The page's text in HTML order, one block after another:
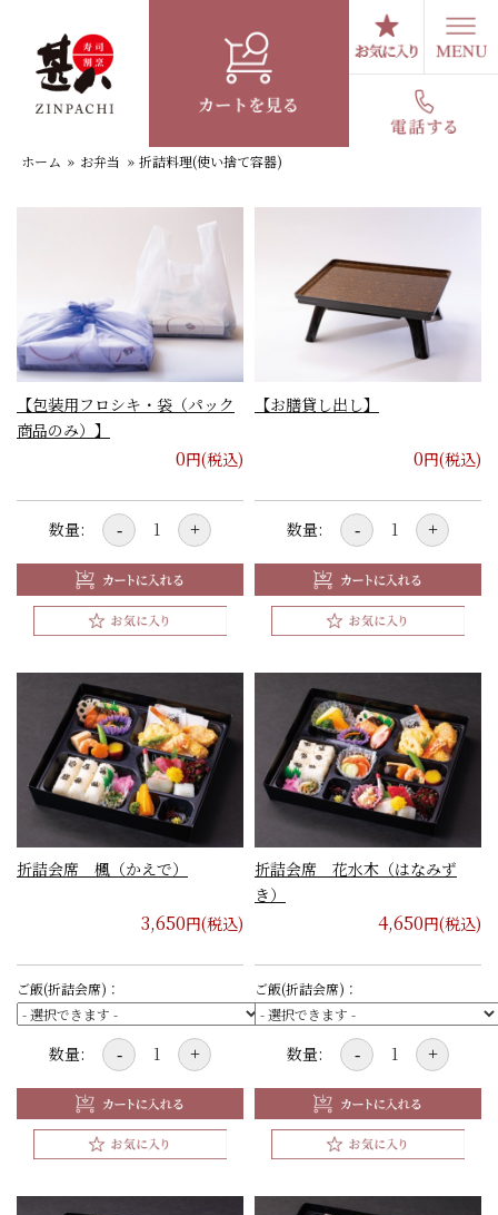
折詰料理(使い捨て容器)
ホーム » お弁当 » 折詰料理(使い捨て容器)
【包装用フロシキ・袋（パック
商品のみ）】
0円(税込)
数量: - +
【お膳貸し出し】
0円(税込)
数量: - +
折詰会席 楓（かえで）
3,650円(税込)
ご飯(折詰会席)：
数量: - +
折詰会席 花水木（はなみず
き）
4,650円(税込)
ご飯(折詰会席)：
数量: - +